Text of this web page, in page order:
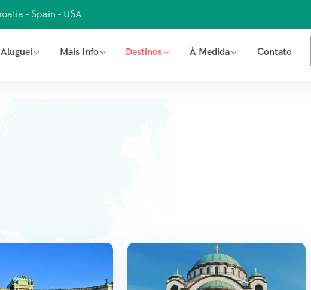
- Spain - USA
Aluguel Mais Info Destinos À Medida Contato